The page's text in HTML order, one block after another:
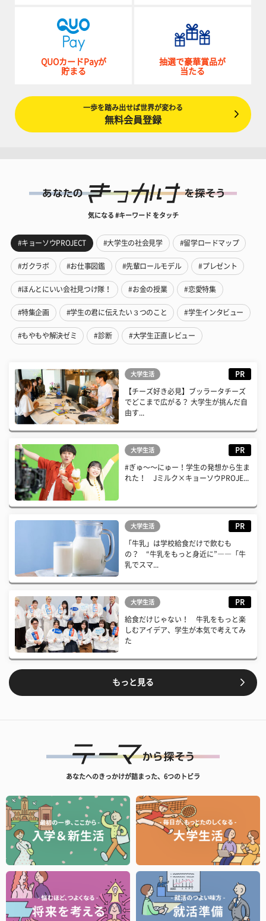
QUOカードPayが
貯まる
抽選で豪華賞品が
当たる
一歩を踏み出せば世界が変わる
無料会員登録
気になる #キーワード をタッチ
#キョーソウPROJECT #大学生の社会見学 #留学ロードマップ
#ガクラボ #お仕事図鑑 #先輩ロールモデル #プレゼント
#ほんとにいい会社見つけ隊！ #お金の授業 #恋愛特集
#特集企画 #学生の君に伝えたい３つのこと #学生インタビュー
#もやもや解決ゼミ #診断 #大学生正直レビュー
大学生活 PR
【チーズ好き必見】ブッラータチーズ
でどこまで広がる？ 大学生が挑んだ自
由す...
大学生活 PR
#ぎゅ〜〜にゅー！学生の発想から生ま
れた！ Jミルク×キョーソウPROJE...
大学生活 PR
「牛乳」は学校給食だけで飲むも
の？ “牛乳をもっと身近に”――「牛
乳でスマ...
大学生活 PR
給食だけじゃない！ 牛乳をもっと楽
しむアイデア、学生が本気で考えてみ
た
もっと見る
あなたへのきっかけが詰まった、6つのトビラ